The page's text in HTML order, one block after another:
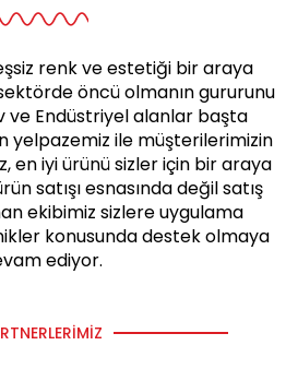
renk ve estetiği bir araya
öncü olmanın gururunu
ve Endüstriyel alanlar başta
yelpazemiz ile müşterilerimizin
en iyi ürünü sizler için bir araya
satışı esnasında değil satış
ekibimiz sizlere uygulama
konusunda destek olmaya
ediyor.